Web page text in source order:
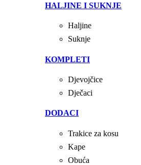
HALJINE I SUKNJE
Haljine
Suknje
KOMPLETI
Djevojčice
Dječaci
DODACI
Trakice za kosu
Kape
Obuća